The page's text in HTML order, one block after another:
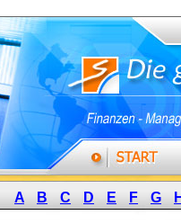
A B C D E F G